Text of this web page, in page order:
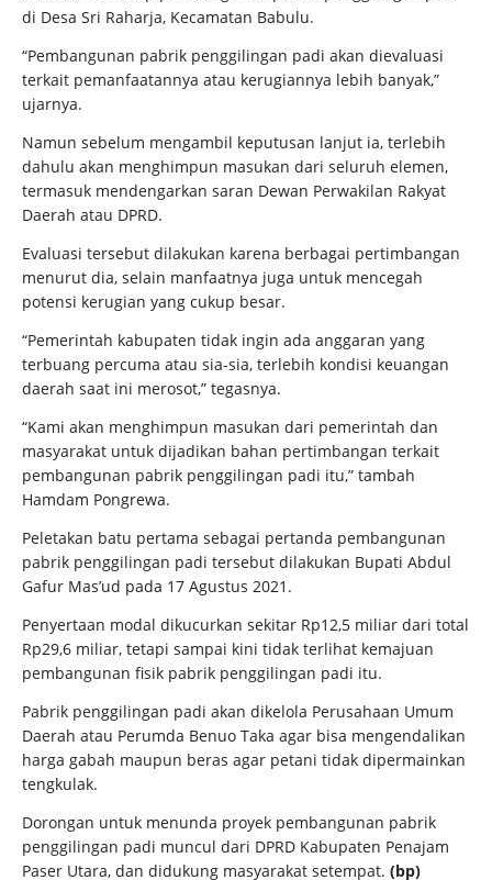
di Desa Sri Raharja, Kecamatan Babulu.
“Pembangunan pabrik penggilingan padi akan dievaluasi
terkait pemanfaatannya atau kerugiannya lebih banyak,”
ujarnya.
Namun sebelum mengambil keputusan lanjut ia, terlebih
dahulu akan menghimpun masukan dari seluruh elemen,
termasuk mendengarkan saran Dewan Perwakilan Rakyat
Daerah atau DPRD.
Evaluasi tersebut dilakukan karena berbagai pertimbangan
menurut dia, selain manfaatnya juga untuk mencegah
potensi kerugian yang cukup besar.
“Pemerintah kabupaten tidak ingin ada anggaran yang
terbuang percuma atau sia-sia, terlebih kondisi keuangan
daerah saat ini merosot,” tegasnya.
“Kami akan menghimpun masukan dari pemerintah dan
masyarakat untuk dijadikan bahan pertimbangan terkait
pembangunan pabrik penggilingan padi itu,” tambah
Hamdam Pongrewa.
Peletakan batu pertama sebagai pertanda pembangunan
pabrik penggilingan padi tersebut dilakukan Bupati Abdul
Gafur Mas’ud pada 17 Agustus 2021.
Penyertaan modal dikucurkan sekitar Rp12,5 miliar dari total
Rp29,6 miliar, tetapi sampai kini tidak terlihat kemajuan
pembangunan fisik pabrik penggilingan padi itu.
Pabrik penggilingan padi akan dikelola Perusahaan Umum
Daerah atau Perumda Benuo Taka agar bisa mengendalikan
harga gabah maupun beras agar petani tidak dipermainkan
tengkulak.
Dorongan untuk menunda proyek pembangunan pabrik
penggilingan padi muncul dari DPRD Kabupaten Penajam
Paser Utara, dan didukung masyarakat setempat. (bp)